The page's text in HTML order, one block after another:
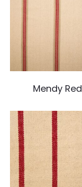
Mendy Red